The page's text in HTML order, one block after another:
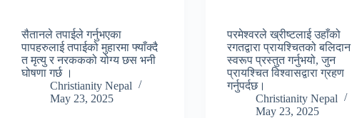
सैतानले तपाईले गर्नुभएका
पापहरुलाई तपाईको मुहारमा फ्याँक्दै
त मृत्यु र नरककको योग्य छस भनी
घोषणा गर्छ ।
Christianity Nepal
May 23, 2025
परमेश्वरले ख्रीष्टलाई उहाँको
रगतद्वारा प्रायश्चितको बलिदान
स्वरूप प्रस्तुत गर्नुभयो, जुन
प्रायश्चित विश्वासद्वारा ग्रहण
गर्नुपर्दछ।
Christianity Nepal
May 23, 2025